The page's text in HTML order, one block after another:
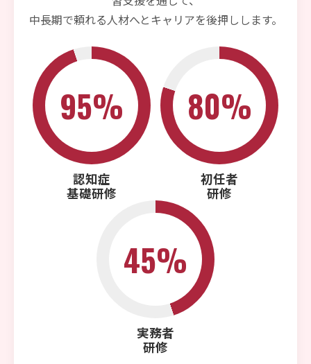
中長期で頼れる人材へとキャリアを後押しします。
95%
認知症
基礎研修
80%
初任者
研修
45%
実務者
研修